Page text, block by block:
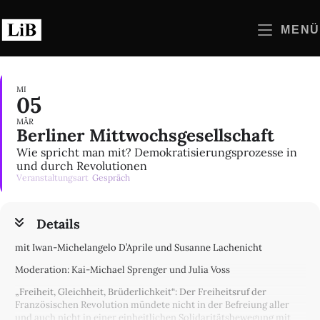
Inhalt
springen
MENÜ
MI
05
MÄR
Berliner Mittwochsgesellschaft
Wie spricht man mit? Demokratisierungsprozesse in
und durch Revolutionen
Veranstaltungsart Gespräch
Details
mit Iwan-Michelangelo D’Aprile und Susanne Lachenicht
Moderation: Kai-Michael Sprenger und Julia Voss
„Freiheit, Gleichheit, Brüderlichkeit“: Der Freiheitsruf der
Französischen Revolution mündete nicht in der Befreiung aller
und auch nicht in einer einheitlichen Solidaritätsbewegung mit